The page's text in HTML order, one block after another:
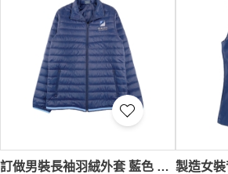
訂做男裝長袖羽絨外套 藍色 企領夾棉外套 撞色下擺 拉鏈袋口 繡花LOGO 100%nylon J1028